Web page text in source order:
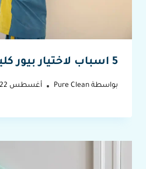
5 اسباب لاختيار بيور كلين
بواسطة Pure Clean أغسطس 22, 2025